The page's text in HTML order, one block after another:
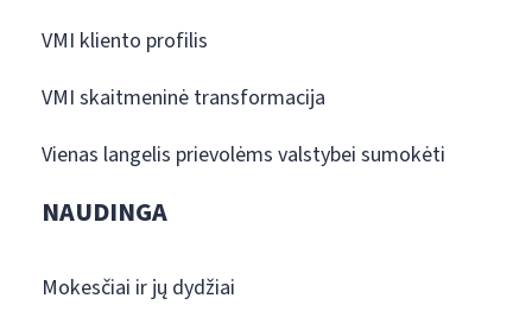
VMI kliento profilis
VMI skaitmeninė transformacija
Vienas langelis prievolėms valstybei sumokėti
NAUDINGA
Mokesčiai ir jų dydžiai